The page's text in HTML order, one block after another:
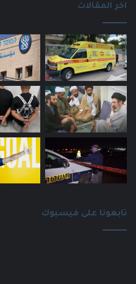
اخر المقالات
تابعونا على فيسبوك